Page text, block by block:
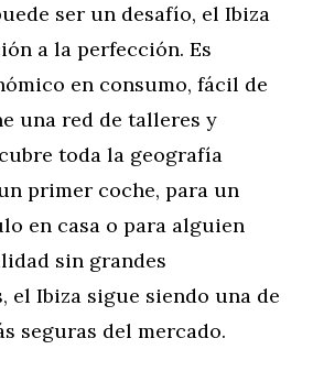
ser un desafío, el Ibiza
a la perfección. Es
en consumo, fácil de
una red de talleres y
toda la geografía
primer coche, para un
en casa o para alguien
sin grandes
el Ibiza sigue siendo una de
seguras del mercado.